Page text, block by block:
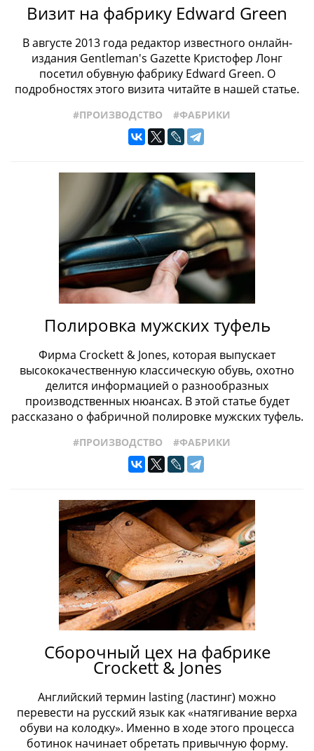
Визит на фабрику Edward Green
В августе 2013 года редактор известного онлайн-
издания Gentleman's Gazette Кристофер Лонг
посетил обувную фабрику Edward Green. О
подробностях этого визита читайте в нашей статье.
#ПРОИЗВОДСТВО #ФАБРИКИ
Полировка мужских туфель
Фирма Crockett & Jones, которая выпускает
высококачественную классическую обувь, охотно
делится информацией о разнообразных
производственных нюансах. В этой статье будет
рассказано о фабричной полировке мужских туфель.
#ПРОИЗВОДСТВО #ФАБРИКИ
Сборочный цех на фабрике
Crockett & Jones
Английский термин lasting (ластинг) можно
перевести на русский язык как «натягивание верха
обуви на колодку». Именно в ходе этого процесса
ботинок начинает обретать привычную форму.